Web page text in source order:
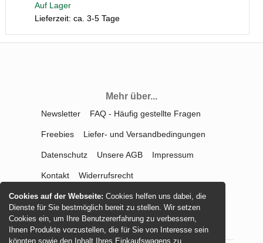
Cookies auf der Webseite:Cookies helfen uns dabei, die
Dienste für Sie bestmöglich bereit zu stellen. Wir setzen
Cookies ein, um Ihre Benutzererfahrung zu verbessern,
Ihnen Produkte vorzustellen, die für Sie von Interesse sein
könnten sowie den Inhalt Ihres Einkaufswagens zu
Auf Lager
Lieferzeit: ca. 3-5 Tage
Mehr über...
Newsletter FAQ - Häufig gestellte Fragen
Freebies Liefer- und Versandbedingungen
Datenschutz Unsere AGB Impressum
Kontakt Widerrufsrecht
Vertrag widerrufen